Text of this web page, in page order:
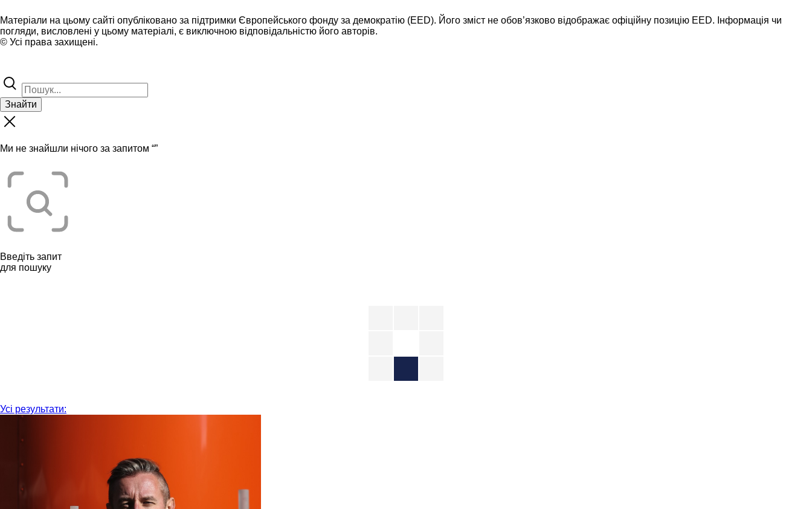
Матеріали на цьому сайті опубліковано за підтримки Європейського фонду за демократію (EED). Його зміст не обов’язково відображає офіційну позицію EED. Інформація чи
погляди, висловлені у цьому матеріалі, є виключною відповідальністю його авторів.
© Усі права захищені.
Знайти
Ми не знайшли нічого за запитом “”
Введіть запит
для пошуку
Усі результати: